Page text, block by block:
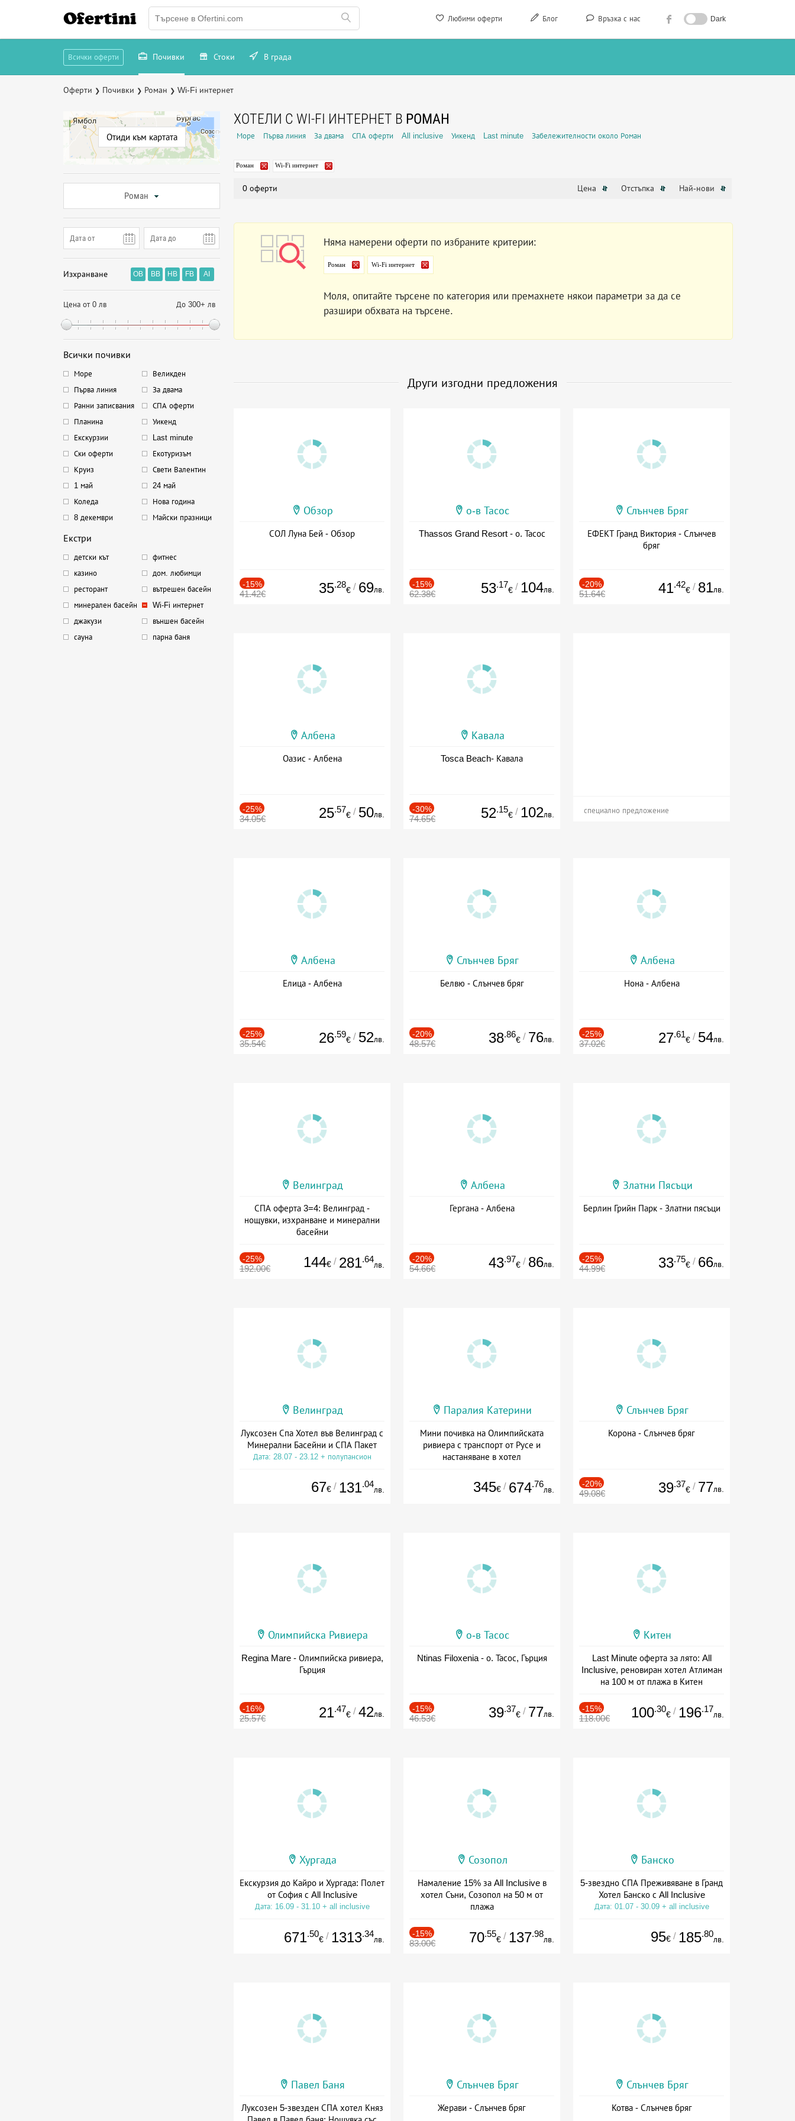
Любими оферти Блог Връзка с нас Dark
Ofertini
Всички оферти Почивки Стоки В града
Оферти ❯ Почивки ❯ Роман ❯ Wi-Fi интернет
Отиди към картата
Роман
Изхранване OB BB HB FB AI
Цена от 0 лв До 300+ лв
Всички почивки
Море
Великден
Първа линия
За двама
Ранни записвания
СПА оферти
Планина
Уикенд
Екскурзии
Last minute
Ски оферти
Екотуризъм
Круиз
Свети Валентин
1 май
24 май
Коледа
Нова година
8 декември
Майски празници
Екстри
детски кът
фитнес
казино
дом. любимци
ресторант
вътрешен басейн
минерален басейн
Wi-Fi интернет
джакузи
външен басейн
сауна
парна баня
ХОТЕЛИ С WI-FI ИНТЕРНЕТ В РОМАН
Море Първа линия За двама СПА оферти All inclusive Уикенд Last minute Забележителности около Роман
Роман Wi-Fi интернет
0 оферти Цена Отстъпка Най-нови
Няма намерени оферти по избраните критерии:
Роман Wi-Fi интернет
Моля, опитайте търсене по категория или премахнете някои параметри за да се
разшири обхвата на търсене.
Други изгодни предложения
Обзор
СОЛ Луна Бей - Обзор
-15%
41.42€ 35.28
€ / 69лв.
о-в Тасос
Thassos Grand Resort - о. Тасос
-15%
62.38€ 53.17
€ / 104лв.
Слънчев Бряг
ЕФЕКТ Гранд Виктория - Слънчев
бряг
-20%
51.64€ 41.42
€ / 81лв.
Албена
Оазис - Албена
-25%
34.05€ 25.57
€ / 50лв.
Кавала
Tosca Beach- Кавала
-30%
74.65€ 52.15
€ / 102лв. специално предложение
Албена
Елица - Албена
-25%
35.54€ 26.59
€ / 52лв.
Слънчев Бряг
Белвю - Слънчев бряг
-20%
48.57€ 38.86
€ / 76лв.
Албена
Нона - Албена
-25%
37.02€ 27.61
€ / 54лв.
Велинград
СПА оферта 3=4: Велинград -
нощувки, изхранване и минерални
басейни
-25%
192.00€ 144€ / 281.64
лв.
Албена
Гергана - Албена
-20%
54.66€ 43.97
€ / 86лв.
Златни Пясъци
Берлин Грийн Парк - Златни пясъци
-25%
44.99€ 33.75
€ / 66лв.
Велинград
Луксозен Спа Хотел във Велинград с
Минерални Басейни и СПА Пакет
Дата: 28.07 - 23.12 + полупансион
67€ / 131.04
лв.
Паралия Катерини
Мини почивка на Олимпийската
ривиера с транспорт от Русе и
настаняване в хотел
345€ / 674.76
лв.
Слънчев Бряг
Корона - Слънчев бряг
-20%
49.08€ 39.37
€ / 77лв.
Олимпийска Ривиера
Regina Mare - Олимпийска ривиера,
Гърция
-16%
25.57€ 21.47
€ / 42лв.
о-в Тасос
Ntinas Filoxenia - о. Тасос, Гърция
-15%
46.53€ 39.37
€ / 77лв.
Китен
Last Minute оферта за лято: All
Inclusive, реновиран хотел Атлиман
на 100 м от плажа в Китен
-15%
118.00€ 100.30
€ / 196.17
лв.
Хургада
Екскурзия до Кайро и Хургада: Полет
от София с All Inclusive
Дата: 16.09 - 31.10 + all inclusive
671.50
€ / 1313.34
лв.
Созопол
Намаление 15% за All Inclusive в
хотел Съни, Созопол на 50 м от
плажа
-15%
83.00€ 70.55
€ / 137.98
лв.
Банско
5-звездно СПА Преживяване в Гранд
Хотел Банско с All Inclusive
Дата: 01.07 - 30.09 + all inclusive
95€ / 185.80
лв.
Павел Баня
Луксозен 5-звезден СПА хотел Княз
Слънчев Бряг
Жерави - Слънчев бряг
Слънчев Бряг
Котва - Слънчев бряг